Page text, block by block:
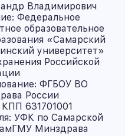
Владимирович
Федеральное
образовательное
«Самарский
университет»
Российской
ФГБОУ ВО
России
631701001
УФК по Самарской
Минздрава